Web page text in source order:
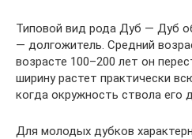
Типовой вид рода Дуб — Дуб
— долгожитель. Средний
возрасте 100–200 лет он
ширину растет практически
когда окружность ствола его
Для молодых дубков